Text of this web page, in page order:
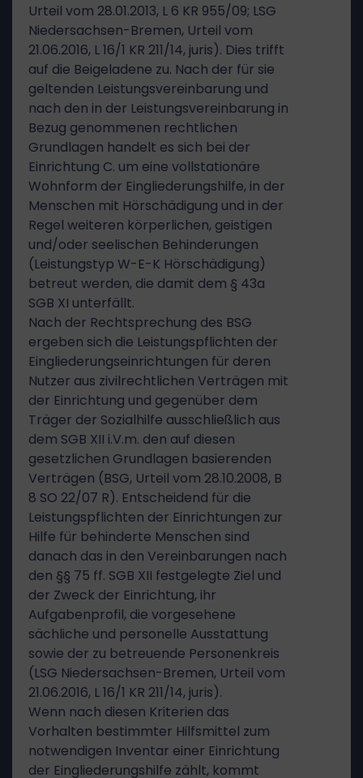
Urteil vom 28.01.2013, L 6 KR 955/09; LSG
Niedersachsen-Bremen, Urteil vom
21.06.2016, L 16/1 KR 211/14, juris). Dies trifft
auf die Beigeladene zu. Nach der für sie
geltenden Leistungsvereinbarung und
nach den in der Leistungsvereinbarung in
Bezug genommenen rechtlichen
Grundlagen handelt es sich bei der
Einrichtung C. um eine vollstationäre
Wohnform der Eingliederungshilfe, in der
Menschen mit Hörschädigung und in der
Regel weiteren körperlichen, geistigen
und/oder seelischen Behinderungen
(Leistungstyp W-E-K Hörschädigung)
betreut werden, die damit dem § 43a
SGB XI unterfällt.
Nach der Rechtsprechung des BSG
ergeben sich die Leistungspflichten der
Eingliederungseinrichtungen für deren
Nutzer aus zivilrechtlichen Verträgen mit
der Einrichtung und gegenüber dem
Träger der Sozialhilfe ausschließlich aus
dem SGB XII i.V.m. den auf diesen
gesetzlichen Grundlagen basierenden
Verträgen (BSG, Urteil vom 28.10.2008, B
8 SO 22/07 R). Entscheidend für die
Leistungspflichten der Einrichtungen zur
Hilfe für behinderte Menschen sind
danach das in den Vereinbarungen nach
den §§ 75 ff. SGB XII festgelegte Ziel und
der Zweck der Einrichtung, ihr
Aufgabenprofil, die vorgesehene
sächliche und personelle Ausstattung
sowie der zu betreuende Personenkreis
(LSG Niedersachsen-Bremen, Urteil vom
21.06.2016, L 16/1 KR 211/14, juris).
Wenn nach diesen Kriterien das
Vorhalten bestimmter Hilfsmittel zum
notwendigen Inventar einer Einrichtung
der Eingliederungshilfe zählt, kommt